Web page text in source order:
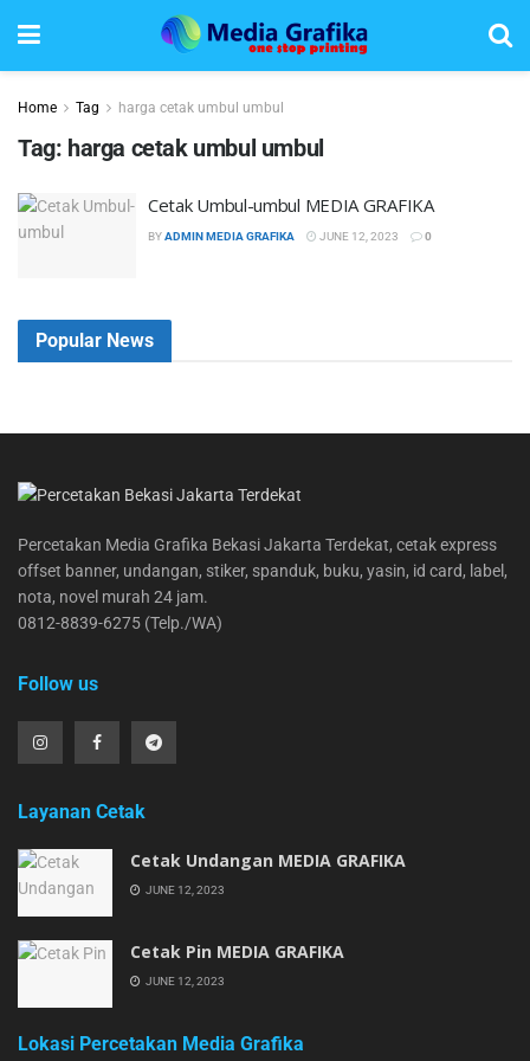
Home Tag harga cetak umbul umbul
Tag: harga cetak umbul umbul
Cetak Umbul-umbul MEDIA GRAFIKA
BYADMIN MEDIA GRAFIKA JUNE 12, 2023 0
Popular News
Percetakan Media Grafika Bekasi Jakarta Terdekat, cetak express
offset banner, undangan, stiker, spanduk, buku, yasin, id card, label,
nota, novel murah 24 jam.
0812-8839-6275 (Telp./WA)
Follow us
Layanan Cetak
Cetak Undangan MEDIA GRAFIKA
JUNE 12, 2023
Cetak Pin MEDIA GRAFIKA
JUNE 12, 2023
Lokasi Percetakan Media Grafika